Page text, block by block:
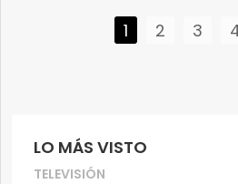
LO MÁS VISTO
TELEVISIÓN
1 2 3